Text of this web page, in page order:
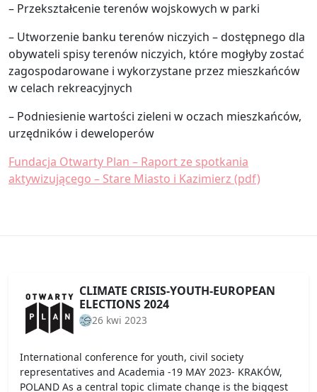
– Przekształcenie terenów wojskowych w parki
– Utworzenie banku terenów niczyich – dostępnego dla
obywateli spisy terenów niczyich, które mogłyby zostać
zagospodarowane i wykorzystane przez mieszkańców
w celach rekreacyjnych
– Podniesienie wartości zieleni w oczach mieszkańców,
urzędników i deweloperów
Fundacja Otwarty Plan – Raport ze spotkania
aktywizującego – Stare Miasto i Kazimierz (pdf)
CLIMATE CRISIS-YOUTH-EUROPEAN
ELECTIONS 2024
26 kwi 2023
International conference for youth, civil society
representatives and Academia -19 MAY 2023- KRAKÓW,
POLAND As a central topic climate change is the biggest